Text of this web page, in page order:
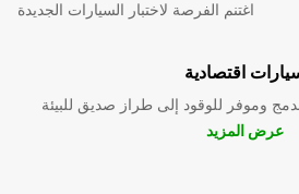
اغتنم الفرصة لاختبار السيارات الجديدة
اقتصادية
وموفر للوقود إلى طراز صديق للبيئة
عرض المزيد